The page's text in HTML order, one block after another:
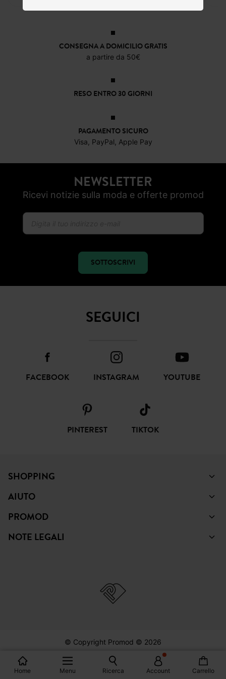
Home Menu Ricerca Account Carrello
15,99 €
CONSEGNA A DOMICILIO GRATIS
PAGAMENTO SICURO
NEWSLETTER
Ricevi notizie sulla moda e offerte promod
SHOPPING
AIUTO
PROMOD
© Copyright Promod © 2026